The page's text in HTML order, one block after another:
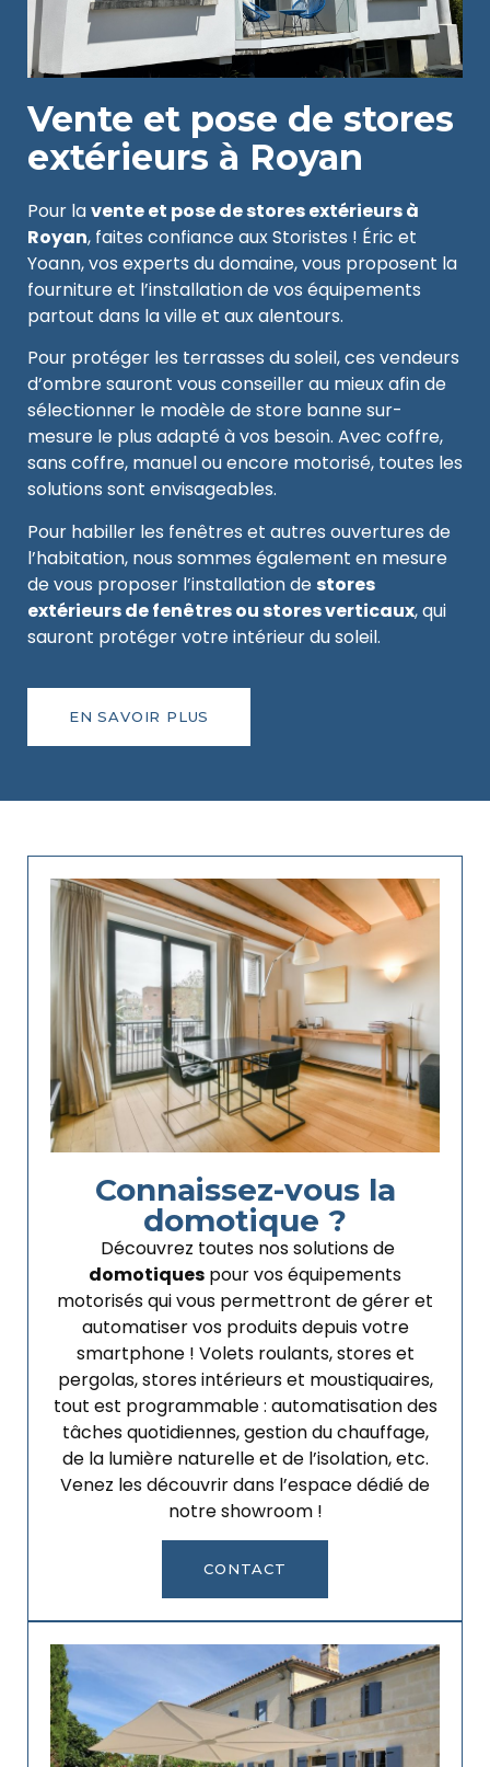
Vente et pose de stores
extérieurs à Royan
Pour lavente et pose de stores extérieurs à
Royan, faites confiance aux Storistes ! Éric et
Yoann, vos experts du domaine, vous proposent la
fourniture et l’installation de vos équipements
partout dans la ville et aux alentours.
Pour protéger les terrasses du soleil, ces vendeurs
d’ombre sauront vous conseiller au mieux afin de
sélectionner le modèle de store banne sur-
mesure le plus adapté à vos besoin. Avec coffre,
sans coffre, manuel ou encore motorisé, toutes les
solutions sont envisageables.
Pour habiller les fenêtres et autres ouvertures de
l’habitation, nous sommes également en mesure
de vous proposer l’installation destores
extérieurs de fenêtres ou stores verticaux, qui
sauront protéger votre intérieur du soleil.
EN SAVOIR PLUS
Connaissez-vous la
domotique ?
Découvrez toutes nos solutions de
domotiques pour vos équipements
motorisés qui vous permettront de gérer et
automatiser vos produits depuis votre
smartphone ! Volets roulants, stores et
pergolas, stores intérieurs et moustiquaires,
tout est programmable : automatisation des
tâches quotidiennes, gestion du chauffage,
de la lumière naturelle et de l’isolation, etc.
Venez les découvrir dans l’espace dédié de
notre showroom !
CONTACT